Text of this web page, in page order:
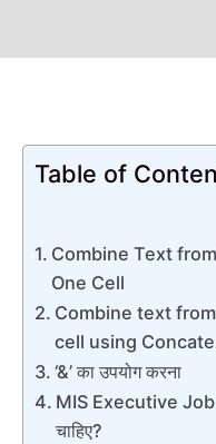
Table of
Combine Text
One Cell
Combine text
cell using
‘&’ का उपयोग करना
MIS Executive Job
चाहिए?